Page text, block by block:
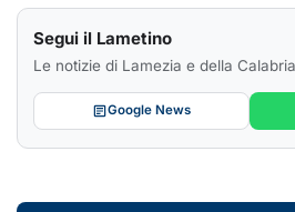
Segui il Lametino
Le notizie di Lamezia e della
Google News